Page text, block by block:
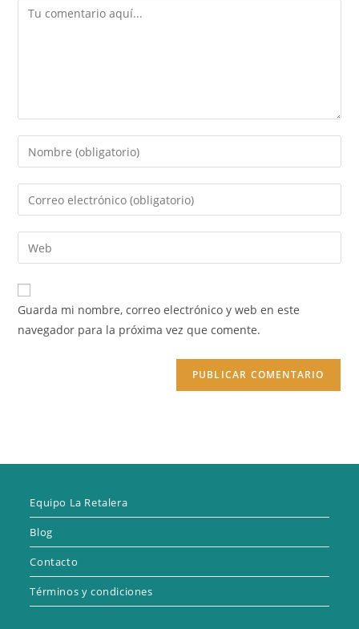
Comentario
Introduce
tu
nombre
de
usuario
para
comentar
Introduce
tu
dirección
de
electrónico
para
comentar
Introduce
la
URL
de
Guarda mi nombre, correo electrónico y web en este
navegador para la próxima vez que comente.
Equipo La Retalera
Blog
Contacto
Términos y condiciones